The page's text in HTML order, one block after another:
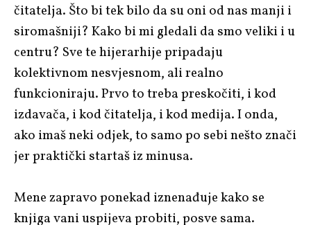
čitatelja. Što bi tek bilo da su oni od nas manji i
siromašniji? Kako bi mi gledali da smo veliki i u
centru? Sve te hijerarhije pripadaju
kolektivnom nesvjesnom, ali realno
funkcioniraju. Prvo to treba preskočiti, i kod
izdavača, i kod čitatelja, i kod medija. I onda,
ako imaš neki odjek, to samo po sebi nešto znači
jer praktički startaš iz minusa.
Mene zapravo ponekad iznenađuje kako se
knjiga vani uspijeva probiti, posve sama.